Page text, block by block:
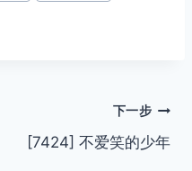
下一步
[7424] 不爱笑的少年